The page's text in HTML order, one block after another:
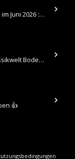
​Hallo , Hier sind die Bilder vom Older Classics im Juni 2026 : https://up.picr.de/51155940wd.jpg https://up.pic
Hallo , Hier sind nun meine Bilder 2026er Klassikwelt Bodensee 😀 https://up.picr.de/51125547rb.jpg https://up.pi
👍